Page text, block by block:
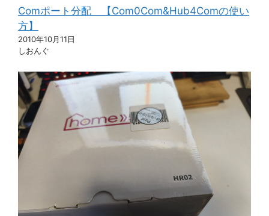
Comポート分配 【Com0Com&Hub4Comの使い
方】
2010年10月11日
しおんぐ